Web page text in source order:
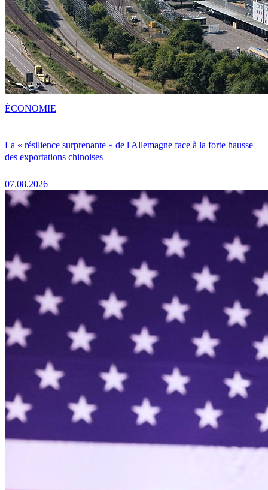
La « résilience surprenante » de l'Allemagne face à la forte hausse
des exportations chinoises
07.08.2026
ÉCONOMIE